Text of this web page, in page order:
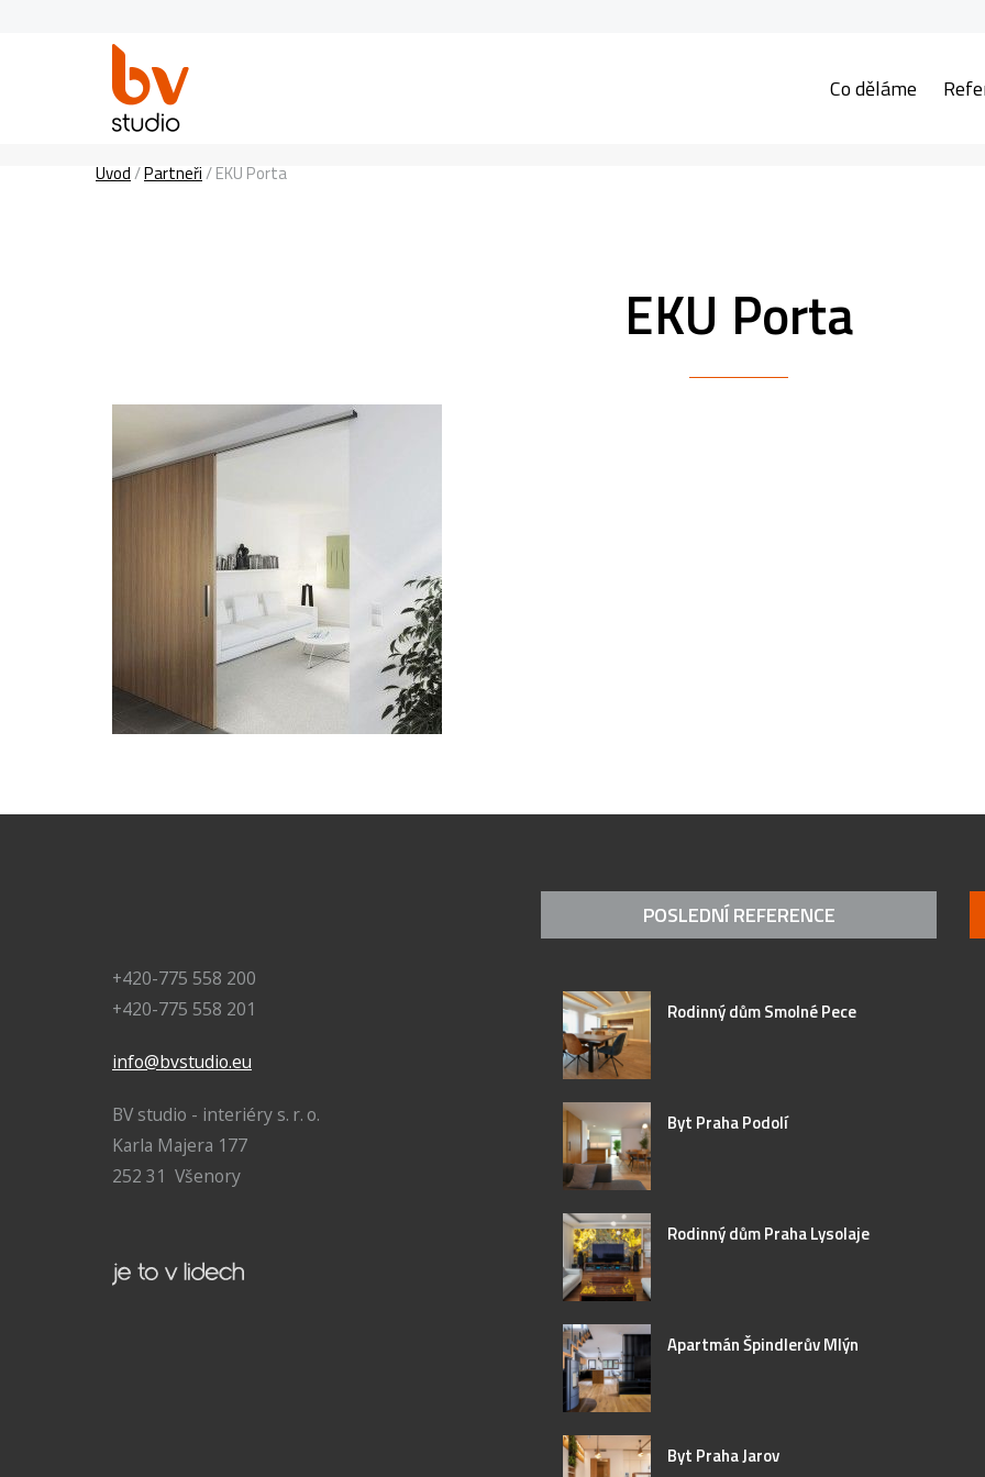
Co děláme
Úvod/Partneři/EKU Porta
EKU Porta
+420-775 558 200
+420-775 558 201
info@bvstudio.eu
BV studio - interiéry s. r. o.
Karla Majera 177
252 31 Všenory
POSLEDNÍ REFERENCE
Rodinný dům Smolné Pece
Byt Praha Podolí
Rodinný dům Praha Lysolaje
Apartmán Špindlerův Mlýn
Byt Praha Jarov